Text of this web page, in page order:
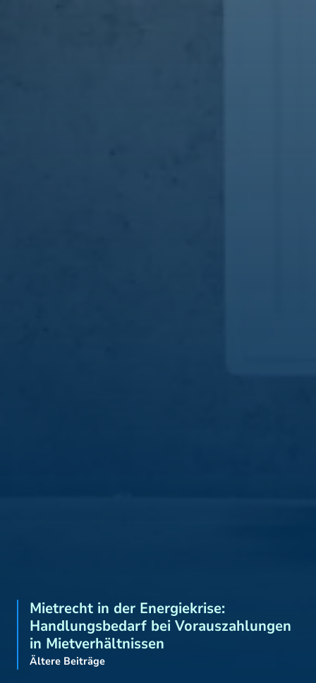
Mietrecht in der Energiekrise:
Handlungsbedarf bei Vorauszahlungen
in Mietverhältnissen
Ältere Beiträge